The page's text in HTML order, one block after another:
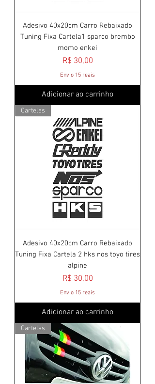
Adesivo 40x20cm Carro Rebaixado
Tuning Fixa Cartela1 sparco brembo
momo enkei
Preço
R$ 30,00
Envio 15 reais
Adicionar ao carrinho
Cartelas
Adesivo 40x20cm Carro Rebaixado
Tuning Fixa Cartela 2 hks nos toyo tires
alpine
Preço
R$ 30,00
Envio 15 reais
Adicionar ao carrinho
Cartelas